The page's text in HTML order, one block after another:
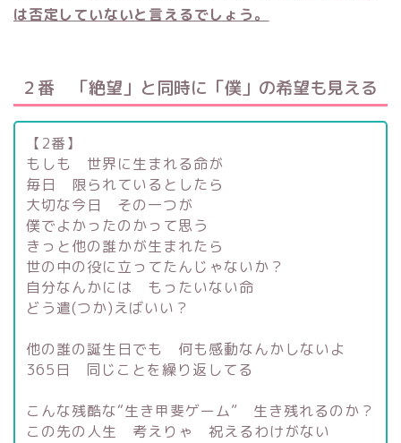
は否定していないと言えるでしょう。
２番 「絶望」と同時に「僕」の希望も見える
【2番】
もしも 世界に生まれる命が
毎日 限られているとしたら
大切な今日 その一つが
僕でよかったのかって思う
きっと他の誰かが生まれたら
世の中の役に立ってたんじゃないか？
自分なんかには もったいない命
どう遣(つか)えばいい？
他の誰の誕生日でも 何も感動なんかしないよ
365日 同じことを繰り返してる
こんな残酷な“生き甲斐ゲーム” 生き残れるのか？
この先の人生 考えりゃ 祝えるわけがない